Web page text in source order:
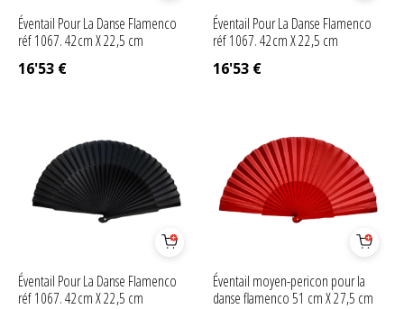
Éventail Pour La Danse Flamenco
réf 1067. 42cm X 22,5 cm
16'53 €
Éventail Pour La Danse Flamenco
réf 1067. 42cm X 22,5 cm
16'53 €
Éventail Pour La Danse Flamenco
réf 1067. 42cm X 22,5 cm
Éventail moyen-pericon pour la
danse flamenco 51 cm X 27,5 cm